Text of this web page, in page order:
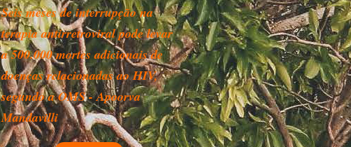
Seis meses de interrupção na
terapia antirretroviral pode levar
a 500.000 mortes adicionais de
doenças relacionadas ao HIV,
segundo a OMS - Apoorva
Mandavilli